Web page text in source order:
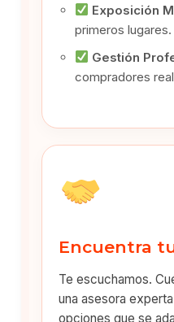
Exposición
primeros lugares.
Gestión
compradores
Encuentra
Te escuchamos.
una asesora
opciones que se